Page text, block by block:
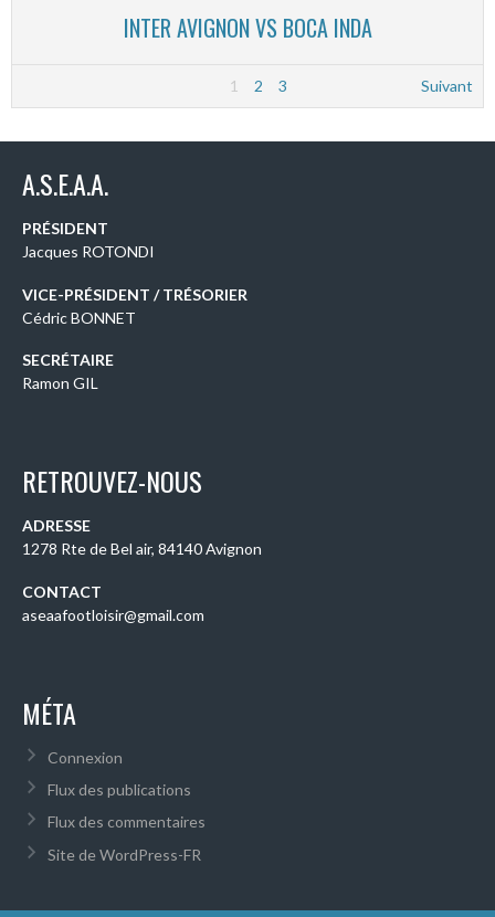
INTER AVIGNON VS BOCA INDA
1 2 3 Suivant
A.S.E.A.A.
PRÉSIDENT
Jacques ROTONDI
VICE-PRÉSIDENT / TRÉSORIER
Cédric BONNET
SECRÉTAIRE
Ramon GIL
RETROUVEZ-NOUS
ADRESSE
1278 Rte de Bel air, 84140 Avignon
CONTACT
aseaafootloisir@gmail.com
MÉTA
Connexion
Flux des publications
Flux des commentaires
Site de WordPress-FR